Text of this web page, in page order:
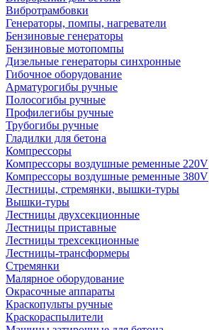
Вибротрамбовки
Генераторы, помпы, нагреватели
Бензиновые генераторы
Бензиновые мотопомпы
Дизельные генераторы синхронные
Гибочное оборудование
Арматурогибы ручные
Полосогибы ручные
Профилегибы ручные
Трубогибы ручные
Гладилки для бетона
Компрессоры
Компрессоры воздушные ременные 220V
Компрессоры воздушные ременные 380V
Лестницы, стремянки, вышки-туры
Вышки-туры
Лестницы двухсекционные
Лестницы приставные
Лестницы трехсекционные
Лестницы-трансформеры
Стремянки
Малярное оборудование
Окрасочные аппараты
Краскопульты ручные
Краскораспылители